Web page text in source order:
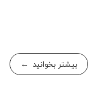
بیشتر بخوانید